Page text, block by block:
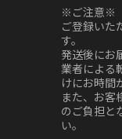
※ご注意※
ご登録いた
す。
発送後にお
業者による
けにお時間
また、お客
のご負担と
い。